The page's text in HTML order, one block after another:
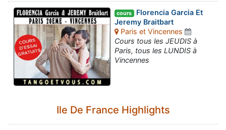
cours Florencia Garcia Et
Jeremy Braitbart
Paris et Vincennes
Cours tous les JEUDIS à
Paris, tous les LUNDIS à
Vincennes
Ile De France Highlights